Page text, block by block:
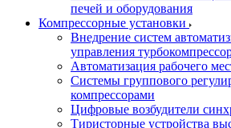
печей и оборудования
Компрессорные установки
Внедрение систем
управления
Автоматизация рабочего
Системы группового
компрессорами
Цифровые возбудители
Тиристорные устройства